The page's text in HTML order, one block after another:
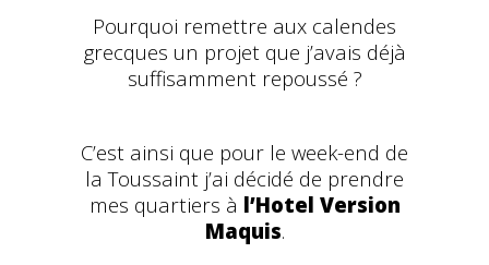
Pourquoi remettre aux calendes
grecques un projet que j’avais déjà
suffisamment repoussé ?
C’est ainsi que pour le week-end de
la Toussaint j’ai décidé de prendre
mes quartiers à l’Hotel Version
Maquis.